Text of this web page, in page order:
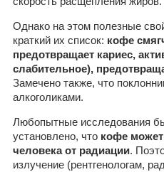
Однако на этом полезные
краткий их список: кофе
предотвращает кариес,
слабительное),
Замечено также, что
алкоголиками.
Любопытные исследования
установлено, что кофе может
человека от радиации.
излучение (рентгенологам,